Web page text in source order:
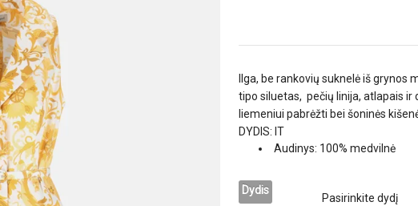
Ilga, be rankovių suknelė iš
tipo siluetas, pečių linija, atlapais
liemeniui pabrėžti bei šoninės
DYDIS: IT
Audinys: 100% medvilnė
Dydis